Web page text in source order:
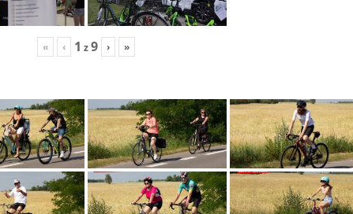
« ‹ 1 z9 › »